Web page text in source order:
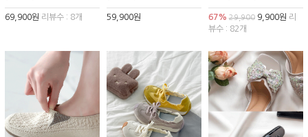
69,900원 리뷰수 : 8개 59,900원 67% 29,9009,900원 리
뷰수 : 82개